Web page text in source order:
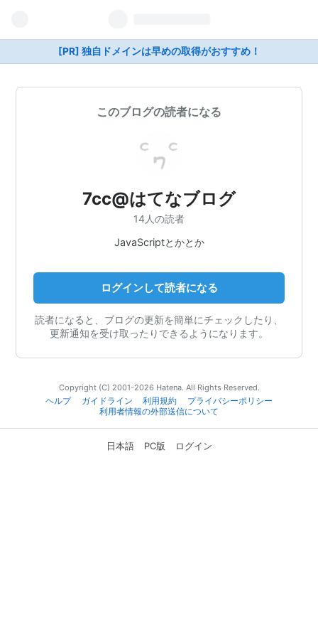
[PR] 独自ドメインは早めの取得がおすすめ！
このブログの読者になる
7cc@はてなブログ
14人の読者
JavaScriptとかとか
ログインして読者になる
読者になると、ブログの更新を簡単にチェックしたり、
更新通知を受け取ったりできるようになります。
Copyright (C) 2001-2026 Hatena. All Rights Reserved.
ヘルプ
ガイドライン 利用規約
プライバシーポリシー
利用者情報の外部送信について
日本語 PC版 ログイン